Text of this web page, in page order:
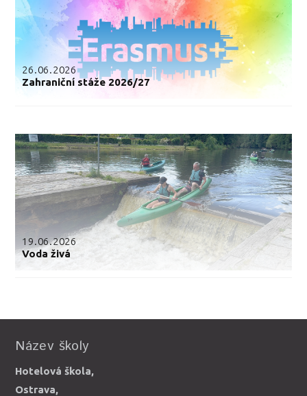
26.06.2026
Zahraniční stáže 2026/27
19.06.2026
Voda živá
Název školy
Hotelová škola,
Ostrava,